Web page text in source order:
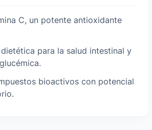
C, un potente antioxidante
para la salud intestinal y
bioactivos con potencial